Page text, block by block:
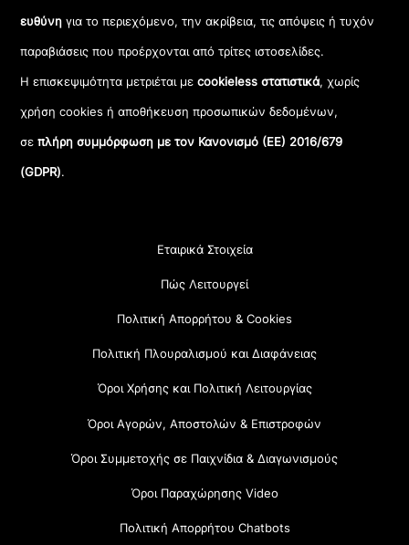
ευθύνη για το περιεχόμενο, την ακρίβεια, τις απόψεις ή τυχόν
παραβιάσεις που προέρχονται από τρίτες ιστοσελίδες.
Η επισκεψιμότητα μετριέται μεcookieless στατιστικά, χωρίς
χρήση cookies ή αποθήκευση προσωπικών δεδομένων,
σεπλήρη συμμόρφωση με τον Κανονισμό (ΕΕ) 2016/679
(GDPR).
Εταιρικά Στοιχεία
Πώς Λειτουργεί
Πολιτική Απορρήτου & Cookies
Πολιτική Πλουραλισμού και Διαφάνειας
Όροι Χρήσης και Πολιτική Λειτουργίας
Όροι Αγορών, Αποστολών & Επιστροφών
Όροι Συμμετοχής σε Παιχνίδια & Διαγωνισμούς
Όροι Παραχώρησης Video
Πολιτική Απορρήτου Chatbots